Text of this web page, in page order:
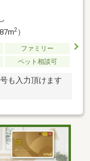
2）
ファミリー
ペット相談可
も入力頂けます